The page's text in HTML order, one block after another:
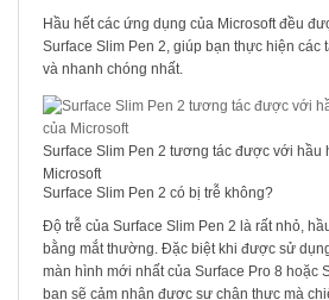
Hầu hết các ứng dụng của Microsoft đều
Surface Slim Pen 2, giúp bạn thực hiện các
và nhanh chóng nhất.
Surface Slim Pen 2 tương tác được với hầu
Microsoft
Surface Slim Pen 2 có bị trễ không?
Độ trễ của Surface Slim Pen 2 là rất nhỏ,
bằng mắt thường. Đặc biệt khi được sử
màn hình mới nhất của Surface Pro 8 hoặc
bạn sẽ cảm nhận được sự chân thực mà